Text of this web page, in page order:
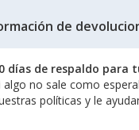
de
días de respaldo para
algo no sale como
políticas y le